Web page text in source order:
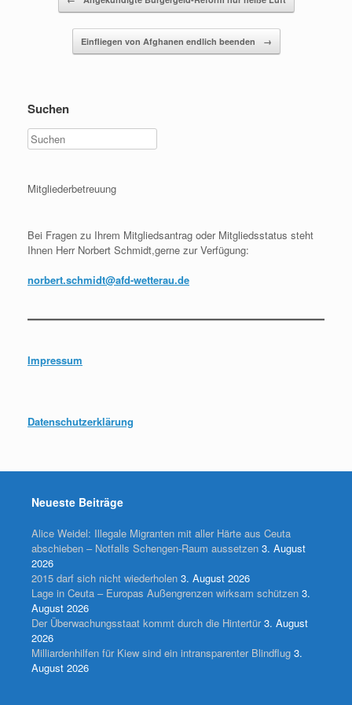
Einfliegen von Afghanen endlich beenden →
Suchen
Mitgliederbetreuung
Bei Fragen zu Ihrem Mitgliedsantrag oder Mitgliedsstatus steht
Ihnen Herr Norbert Schmidt,gerne zur Verfügung:
norbert.schmidt@afd-wetterau.de
Impressum
Datenschutzerklärung
Neueste Beiträge
Alice Weidel: Illegale Migranten mit aller Härte aus Ceuta
abschieben – Notfalls Schengen-Raum aussetzen 3. August
2026
2015 darf sich nicht wiederholen 3. August 2026
Lage in Ceuta – Europas Außengrenzen wirksam schützen 3.
August 2026
Der Überwachungsstaat kommt durch die Hintertür 3. August
2026
Milliardenhilfen für Kiew sind ein intransparenter Blindflug 3.
August 2026